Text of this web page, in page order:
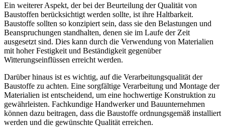
Ein weiterer Aspekt, der bei der Beurteilung der Qualität von
Baustoffen berücksichtigt werden sollte, ist ihre Haltbarkeit.
Baustoffe sollten so konzipiert sein, dass sie den Belastungen und
Beanspruchungen standhalten, denen sie im Laufe der Zeit
ausgesetzt sind. Dies kann durch die Verwendung von Materialien
mit hoher Festigkeit und Beständigkeit gegenüber
Witterungseinflüssen erreicht werden.
Darüber hinaus ist es wichtig, auf die Verarbeitungsqualität der
Baustoffe zu achten. Eine sorgfältige Verarbeitung und Montage der
Materialien ist entscheidend, um eine hochwertige Konstruktion zu
gewährleisten. Fachkundige Handwerker und Bauunternehmen
können dazu beitragen, dass die Baustoffe ordnungsgemäß installiert
werden und die gewünschte Qualität erreichen.